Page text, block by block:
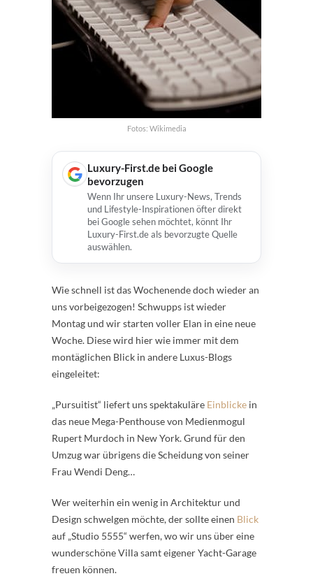
Fotos: Wikimedia
Luxury-First.de bei Google
bevorzugen
Wenn Ihr unsere Luxury-News, Trends
und Lifestyle-Inspirationen öfter direkt
bei Google sehen möchtet, könnt Ihr
Luxury-First.de als bevorzugte Quelle
auswählen.
Wie schnell ist das Wochenende doch wieder an
uns vorbeigezogen! Schwupps ist wieder
Montag und wir starten voller Elan in eine neue
Woche. Diese wird hier wie immer mit dem
montäglichen Blick in andere Luxus-Blogs
eingeleitet:
„Pursuitist“ liefert uns spektakuläre Einblicke in
das neue Mega-Penthouse von Medienmogul
Rupert Murdoch in New York. Grund für den
Umzug war übrigens die Scheidung von seiner
Frau Wendi Deng…
Wer weiterhin ein wenig in Architektur und
Design schwelgen möchte, der sollte einen Blick
auf „Studio 5555“ werfen, wo wir uns über eine
wunderschöne Villa samt eigener Yacht-Garage
freuen können.